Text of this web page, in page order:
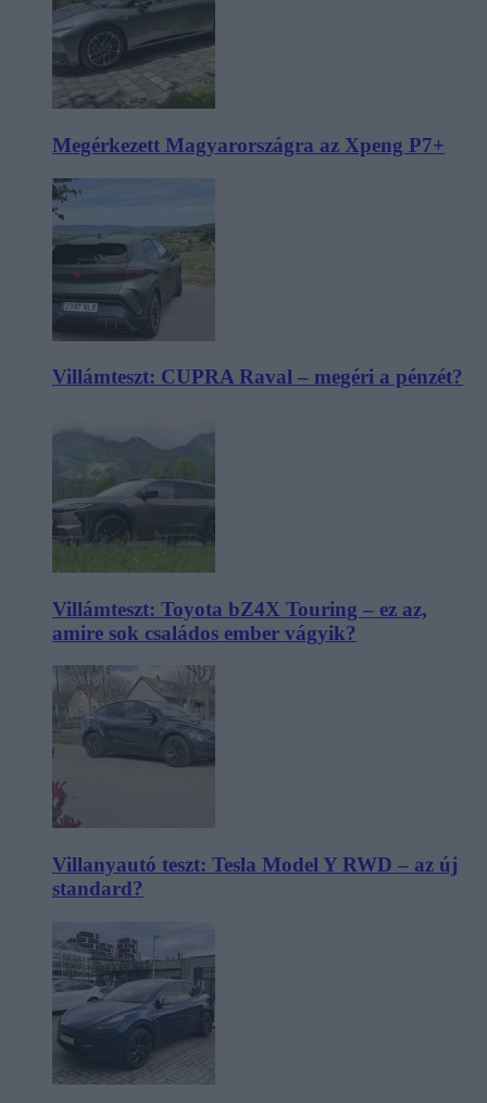
Megérkezett Magyarországra az Xpeng P7+
Villámteszt: CUPRA Raval – megéri a pénzét?
Villámteszt: Toyota bZ4X Touring – ez az,
amire sok családos ember vágyik?
Villanyautó teszt: Tesla Model Y RWD – az új
standard?